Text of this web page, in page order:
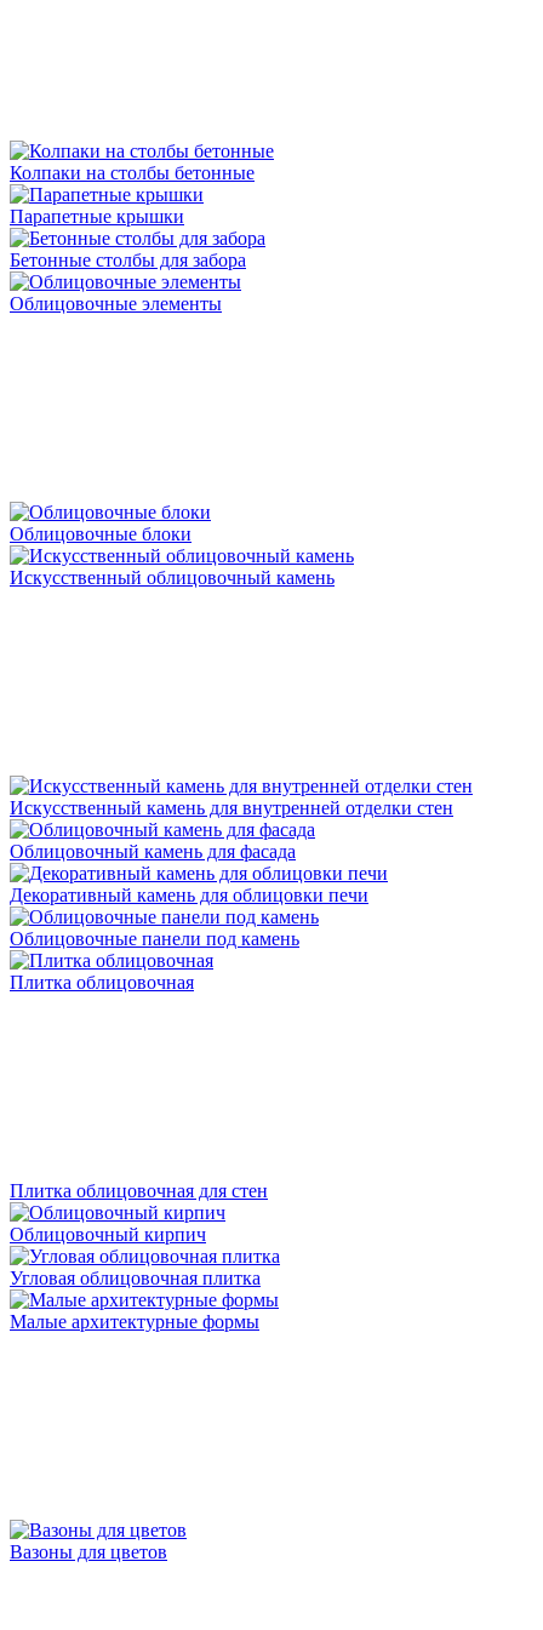
Колпаки на столбы бетонные
Парапетные крышки
Бетонные столбы для забора
Облицовочные элементы
Облицовочные блоки
Искусственный облицовочный камень
Искусственный камень для внутренней отделки стен
Облицовочный камень для фасада
Декоративный камень для облицовки печи
Облицовочные панели под камень
Плитка облицовочная
Плитка облицовочная для стен
Облицовочный кирпич
Угловая облицовочная плитка
Малые архитектурные формы
Вазоны для цветов